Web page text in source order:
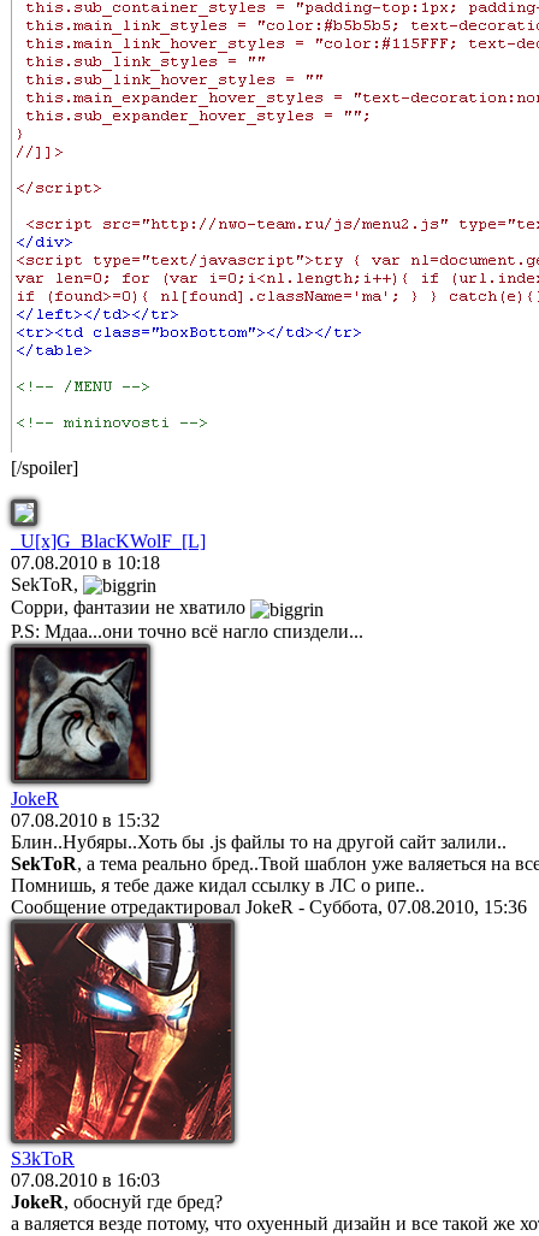
[/spoiler]
_U[x]G_BlacKWolF_[L]
07.08.2010 в 10:18
SekToR,
Сорри, фантазии не хватило
P.S: Мдаа...они точно всё нагло спиздели...
JokeR
07.08.2010 в 15:32
Блин..Нубяры..Хоть бы .js файлы то на другой сайт залили..
SekToR, а тема реально бред..Твой шаблон уже валяеться на
Помнишь, я тебе даже кидал ссылку в ЛС о рипе..
Сообщение отредактировал JokeR - Суббота, 07.08.2010, 15:36
S3kToR
07.08.2010 в 16:03
JokeR, обоснуй где бред?
а валяется везде потому, что охуенный дизайн и все такой же